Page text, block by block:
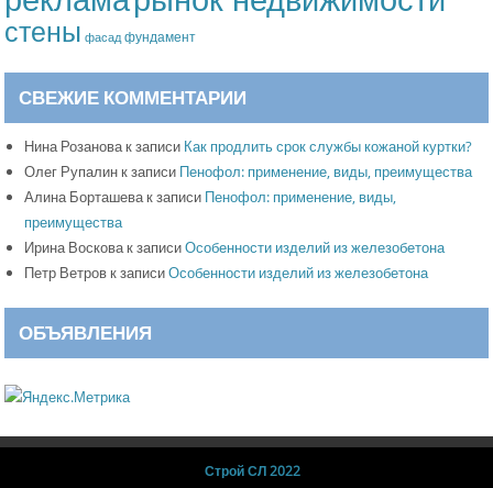
стены фасад фундамент
СВЕЖИЕ КОММЕНТАРИИ
Нина Розанова к записи Как продлить срок службы кожаной куртки?
Олег Рупалин к записи Пенофол: применение, виды, преимущества
Алина Борташева к записи Пенофол: применение, виды,
преимущества
Ирина Воскова к записиОсобенности изделий из железобетона
Петр Ветров к записиОсобенности изделий из железобетона
ОБЪЯВЛЕНИЯ
Строй СЛ 2022